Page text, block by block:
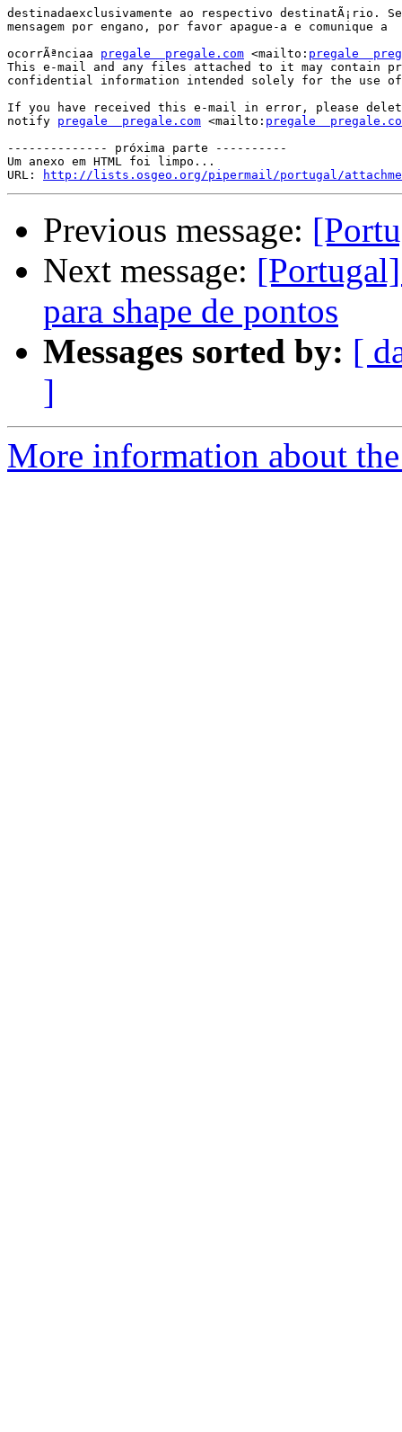
destinadaexclusivamente ao respectivo destinatÃ¡rio.
mensagem por engano, por favor apague-a e comunique a
ocorrÃªnciaa pregale  pregale.com <mailto: pregale
This e-mail and any files attached to it may contain
confidential information intended solely for the use
If you have received this e-mail in error, please
notify pregale  pregale.com <mailto: pregale
-------------- próxima parte ----------
Um anexo em HTML foi limpo...
URL:
http://lists.osgeo.org/pipermail/portugal/
Previous message:
Next message:
para shape de pontos
Messages sorted by: [
]
More information about